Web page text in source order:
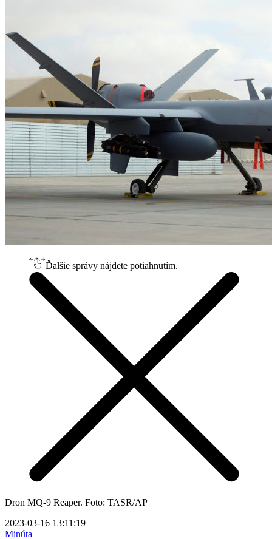
Ďalšie správy nájdete potiahnutím.
Dron MQ-9 Reaper. Foto: TASR/AP
2023-03-16 13:11:19
Minúta